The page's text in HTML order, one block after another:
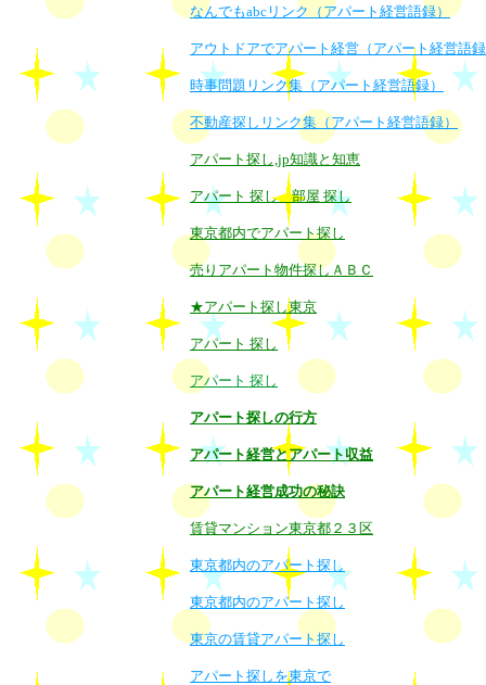
なんでもabcリンク（アパート経営語録）
アウトドアでアパート経営（アパート経営語
時事問題リンク集（アパート経営語録）
不動産探しリンク集（アパート経営語録）
アパート探し,jp知識と知恵
アパート 探し 部屋 探し
東京都内でアパート探し
売りアパート物件探しＡＢＣ
★アパート探し東京
アパート 探し
アパート 探し
アパート探しの行方
アパート経営とアパート収益
アパート経営成功の秘訣
賃貸マンション東京都２３区
東京都内のアパート探し
東京都内のアパート探し
東京の賃貸アパート探し
アパート探しを東京で